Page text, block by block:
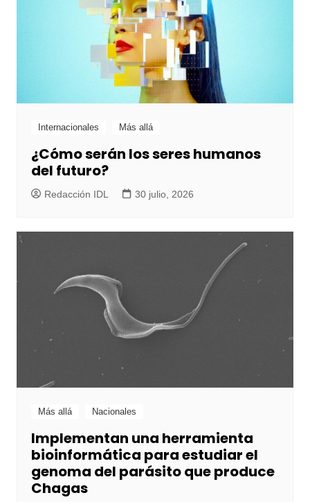
Internacionales Más allá
¿Cómo serán los seres humanos
del futuro?
Redacción IDL 30 julio, 2026
Más allá Nacionales
Implementan una herramienta
bioinformática para estudiar el
genoma del parásito que produce
Chagas